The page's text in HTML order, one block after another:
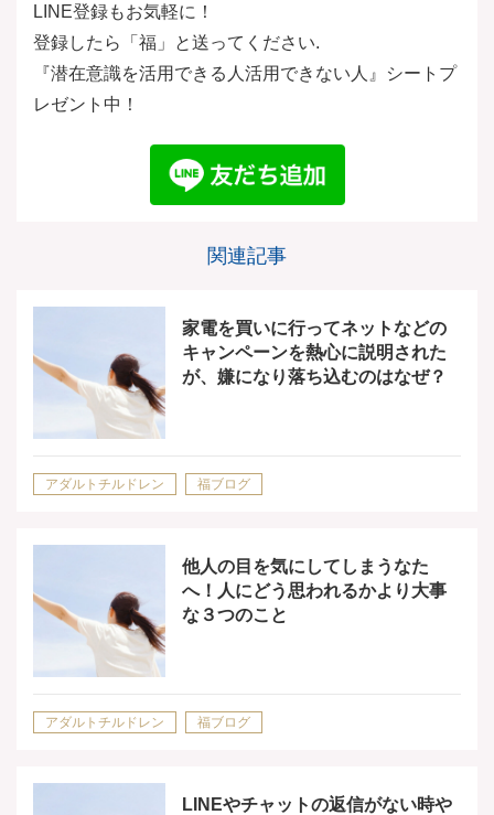
LINE登録もお気軽に！
登録したら「福」と送ってください.
『潜在意識を活用できる人活用できない人』シートプ
レゼント中！
関連記事
家電を買いに行ってネットなどの
キャンペーンを熱心に説明された
が、嫌になり落ち込むのはなぜ？
アダルトチルドレン 福ブログ
他人の目を気にしてしまうなた
へ！人にどう思われるかより大事
な３つのこと
アダルトチルドレン 福ブログ
LINEやチャットの返信がない時や